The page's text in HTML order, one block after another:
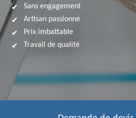
Sans engagement
Artisan passionné
Prix imbattable
Travail de qualité